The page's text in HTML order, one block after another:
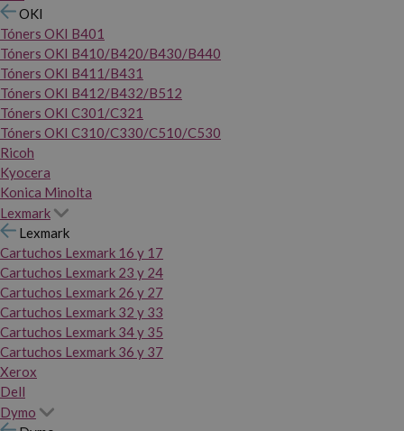
OKI
Tóners OKI B401
Tóners OKI B410/B420/B430/B440
Tóners OKI B411/B431
Tóners OKI B412/B432/B512
Tóners OKI C301/C321
Tóners OKI C310/C330/C510/C530
Ricoh
Kyocera
Konica Minolta
Lexmark
Lexmark
Cartuchos Lexmark 16 y 17
Cartuchos Lexmark 23 y 24
Cartuchos Lexmark 26 y 27
Cartuchos Lexmark 32 y 33
Cartuchos Lexmark 34 y 35
Cartuchos Lexmark 36 y 37
Xerox
Dell
Dymo